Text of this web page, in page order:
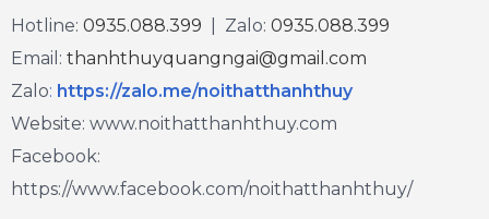
Hotline: 0935.088.399 | Zalo: 0935.088.399
Email: thanhthuyquangngai@gmail.com
Zalo: https://zalo.me/noithatthanhthuy
Website: www.noithatthanhthuy.com
Facebook:
https://www.facebook.com/noithatthanhthuy/